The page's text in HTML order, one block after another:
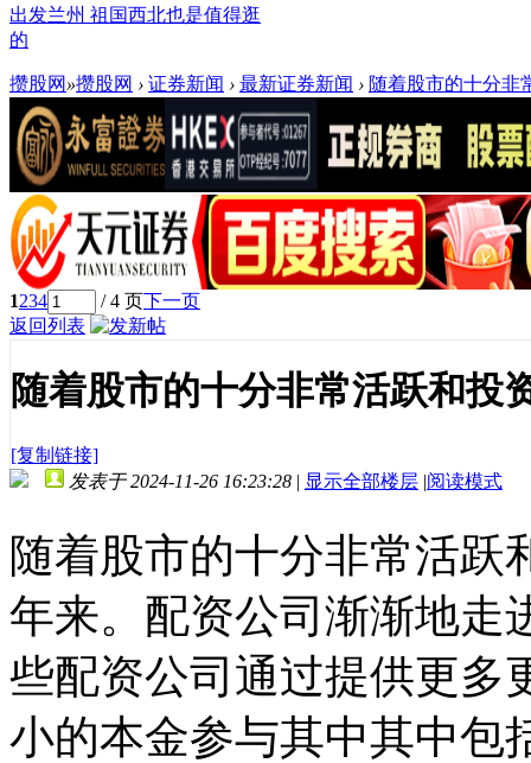
出发兰州 祖国西北也是值得逛
的
攒股网 »攒股网 › 证券新闻 › 最新证券新闻 › 随着股市的十分非
1234 / 4 页下一页
返回列表
随着股市的十分非常活跃和投
[复制链接]
发表于 2024-11-26 16:23:28 | 显示全部楼层 |阅读模式
随着股市的十分非常活跃
年来。配资公司渐渐地走
些配资公司通过提供更多
小的本金参与其中其中包